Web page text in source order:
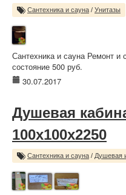
Сантехника и сауна / Унитазы
Сантехника и сауна Ремонт и
состояние 500 руб.
30.07.2017
Душевая
100х100х2250
Сантехника и сауна / Душевая